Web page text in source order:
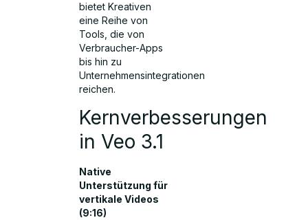
bietet Kreativen
eine Reihe von
Tools, die von
Verbraucher-Apps
bis hin zu
Unternehmensintegrationen
reichen.
Kernverbesserungen
in Veo 3.1
Native
Unterstützung für
vertikale Videos
(9:16)